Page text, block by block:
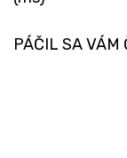
PÁČIL SA VÁM